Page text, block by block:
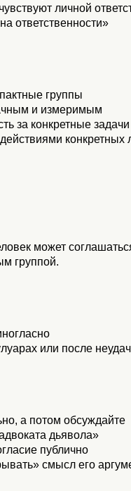
личной
ответственности»
группы
и измеримым
за конкретные задачи
конкретных
может
группой.
или после
а потом обсуждайте
дьявола»
публично
смысл его